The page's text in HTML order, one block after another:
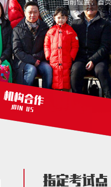
机构合作
JOIN US
指定考试点